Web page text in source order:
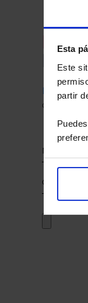
Esta
Este
partir
Le
de sus